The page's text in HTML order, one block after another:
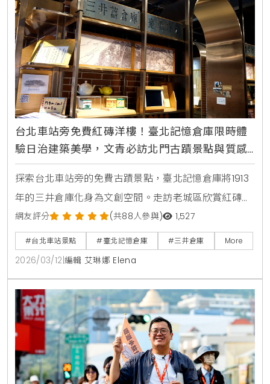
台北車站旁免費紅磚洋樓！臺北記憶倉庫限時體
驗日治建築美學，文青必訪北門古蹟景點與質感
咖啡廳
探索台北車站旁的免費古蹟景點，臺北記憶倉庫將1913
年的三井倉庫化身為文創空間。走訪老城區欣賞紅磚半
圓拱門的日治建築之美，在百年的洋樓中品嚐咖啡，感
受跨越時空的台北歷史魅力。
網友評分 (共88人參與) 1,527
#台北車站景點 #臺北記憶倉庫 #三井倉庫 More
2026/03/12 編輯 艾琳娜 Elena